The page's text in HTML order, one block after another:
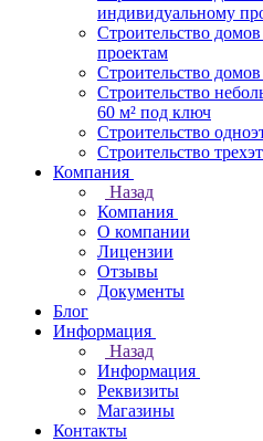
индивидуальному
Строительство
проектам
Строительство
Строительство
60 м² под ключ
Строительство
Строительство
Компания
Назад
Компания
О компании
Лицензии
Отзывы
Документы
Блог
Информация
Назад
Информация
Реквизиты
Магазины
Контакты